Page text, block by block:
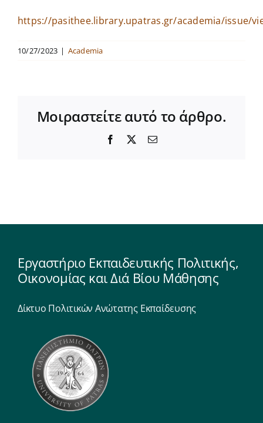
Δωρεές
https://pasithee.library.upatras.gr/academia/issue/
10/27/2023 | Academia
Μοιραστείτε αυτό το άρθρο.
Facebook Email
Εργαστήριο Εκπαιδευτικής Πολιτικής,
Οικονομίας και Διά Βίου Μάθησης
Δίκτυο Πολιτικών Ανώτατης Εκπαίδευσης